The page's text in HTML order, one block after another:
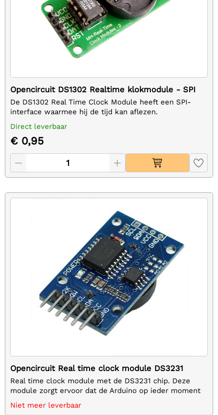
Opencircuit DS1302 Realtime klokmodule - SPI
De DS1302 Real Time Clock Module heeft een SPI-
interface waarmee hij de tijd kan aflezen.
Direct leverbaar
€ 0,95
Opencircuit Real time clock module DS3231
Real time clock module met de DS3231 chip. Deze
module zorgt ervoor dat de Arduino op ieder moment
het exacte tijdstip weet. Door de Arduino op de ´sqw´
pin aan te sluiten, is het mogelijk om iedere seconde
Niet meer leverbaar